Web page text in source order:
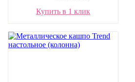
Купить в 1 клик